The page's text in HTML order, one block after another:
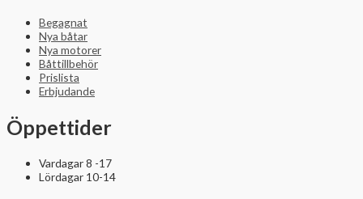
Begagnat
Nya båtar
Nya motorer
Båttillbehör
Prislista
Erbjudande
Öppettider
Vardagar 8 -17
Lördagar 10-14